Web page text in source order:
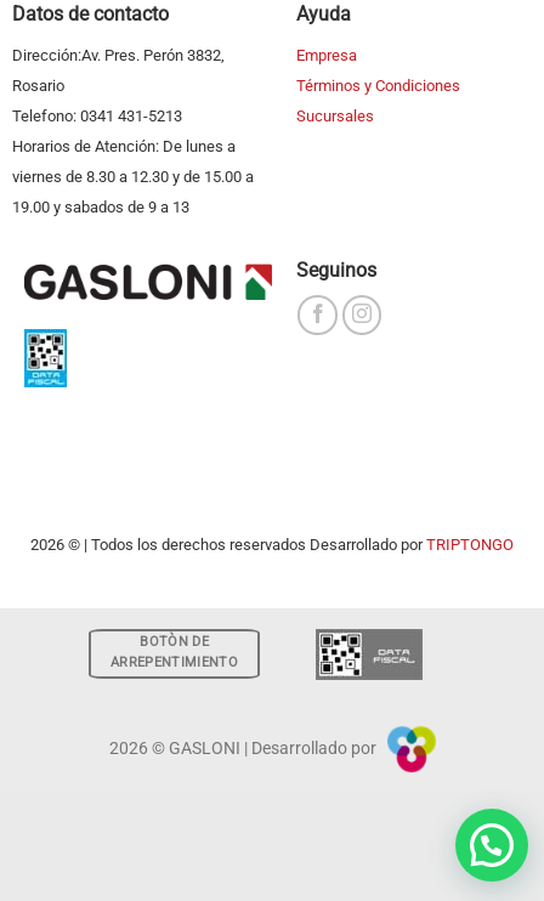
Datos de contacto
Dirección:Av. Pres. Perón 3832,
Rosario
Telefono: 0341 431-5213
Horarios de Atención: De lunes a
viernes de 8.30 a 12.30 y de 15.00 a
19.00 y sabados de 9 a 13
Ayuda
Empresa
Términos y Condiciones
Sucursales
Seguinos
2026 © | Todos los derechos reservados Desarrollado porTRIPTONGO
BOTÒN DE
ARREPENTIMIENTO
2026 © GASLONI | Desarrollado por